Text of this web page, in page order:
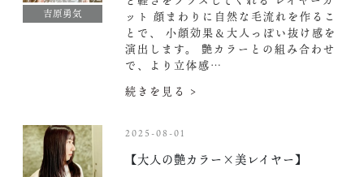
吉原勇気
ット 顔まわりに自然な毛流れを作るこ
とで、 小顔効果＆大人っぽい抜け感を
演出します。 艶カラーとの組み合わせ
で、より立体感…
続きを見る >
2025-08-01
【大人の艶カラー×美レイヤー】